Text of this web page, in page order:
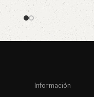
Seleccionar
Información